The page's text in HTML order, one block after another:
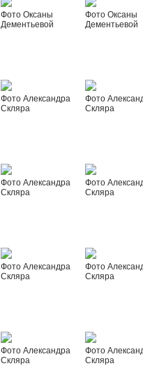
Фото Оксаны
Дементьевой
Фото Оксаны
Дементьевой
Фото Александра
Скляра
Фото
Скляра
Фото Александра
Скляра
Фото
Скляра
Фото Александра
Скляра
Фото
Скляра
Фото Александра
Скляра
Фото
Скляра